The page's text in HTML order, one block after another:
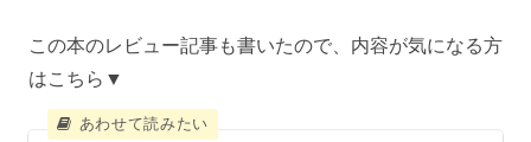
この本のレビュー記事も書いたので、内容が気になる方
はこちら▼